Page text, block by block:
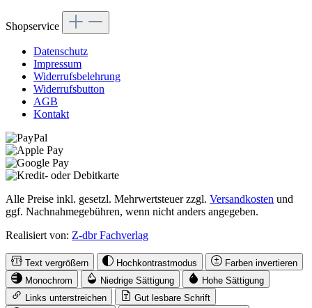
Shopservice
Datenschutz
Impressum
Widerrufsbelehrung
Widerrufsbutton
AGB
Kontakt
Alle Preise inkl. gesetzl. Mehrwertsteuer zzgl. Versandkosten und
ggf. Nachnahmegebühren, wenn nicht anders angegeben.
Realisiert von: Z-dbr Fachverlag
Text vergrößern Hochkontrastmodus
Farben invertieren
Monochrom
Niedrige Sättigung
Hohe Sättigung
Links unterstreichen
Gut lesbare Schrift